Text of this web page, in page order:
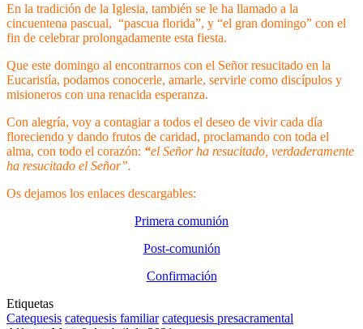
En la tradición de la Iglesia, también se le ha llamado a la
cincuentena pascual, “pascua florida”, y “el gran domingo” con el
fin de celebrar prolongadamente esta fiesta.
Que este domingo al encontrarnos con el Señor resucitado en la
Eucaristía, podamos conocerle, amarle, servirle como discípulos y
misioneros con una renacida esperanza.
Con alegría, voy a contagiar a todos el deseo de vivir cada día
floreciendo y dando frutos de caridad, proclamando con toda el
alma, con todo el corazón: “el Señor ha resucitado, verdaderamente
ha resucitado el Señor”.
Os dejamos los enlaces descargables:
Primera comunión
Post-comunión
Confirmación
Etiquetas
Catequesis catequesis familiar catequesis presacramental